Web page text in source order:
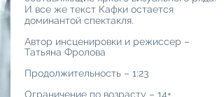
И все же текст Кафки остается
доминантой спектакля.
Автор инсценировки и режиссер –
Татьяна Фролова
Продолжительность – 1:23
Ограничение по возрасту – 14+